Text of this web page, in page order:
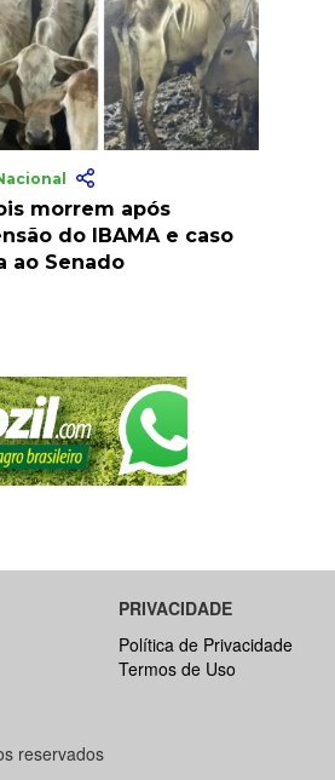
morrem após
do IBAMA e caso
ao Senado
PRIVACIDADE
Política de Privacidade
Termos de Uso
reservados